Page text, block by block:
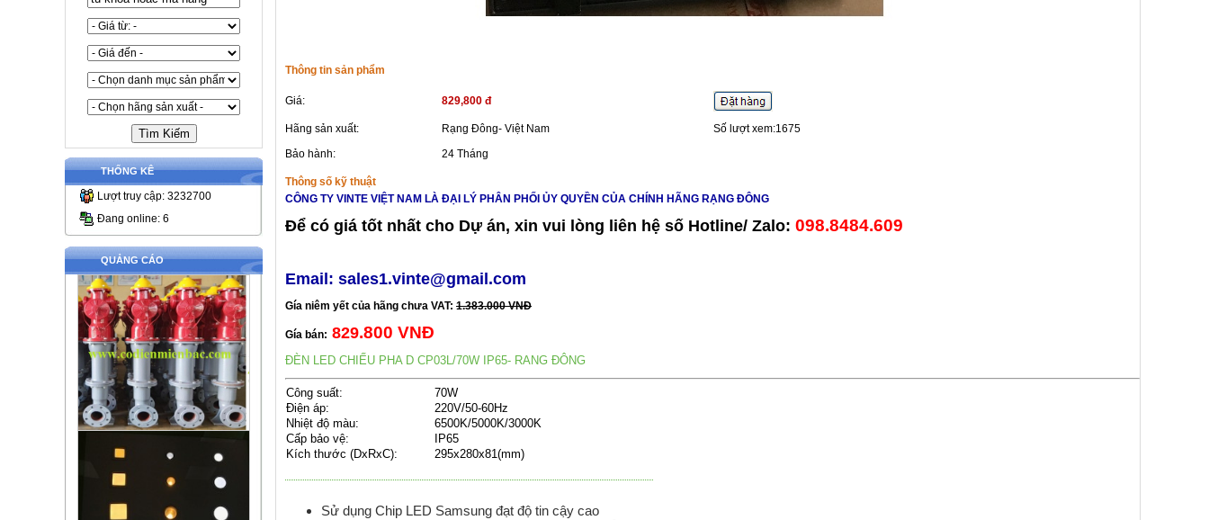
THỐNG KÊ
Lượt truy cập: 3232700
Đang online: 6
QUẢNG CÁO
Thông tin sản phẩm
Giá: 829,800 đ
Hãng sản xuất: Rạng Đông- Việt Nam
Số lượt xem:1675
Bảo hành:
24 Tháng
Thông số kỹ thuật
CÔNG TY VINTE VIỆT NAM LÀ ĐẠI LÝ PHÂN PHỐI ỦY QUYỀN CỦA CHÍNH HÃNG RẠNG ĐÔNG
Để có giá tốt nhất cho Dự án, xin vui lòng liên hệ số Hotline/ Zalo: 098.8484.609
Email: sales1.vinte@gmail.com
Gía niêm yết của hãng chưa VAT: 1.383.000 VNĐ
Gía bán: 829.800 VNĐ
ĐÈN LED CHIẾU PHA D CP03L/70W IP65- RANG ĐÔNG
Công suất:
70W
Điện áp:
220V/50-60Hz
Nhiệt độ màu:
6500K/5000K/3000K
Cấp bảo vệ:
IP65
Kích thước (DxRxC):
295x280x81(mm)
Sử dụng Chip LED Samsung đạt độ tin cậy cao